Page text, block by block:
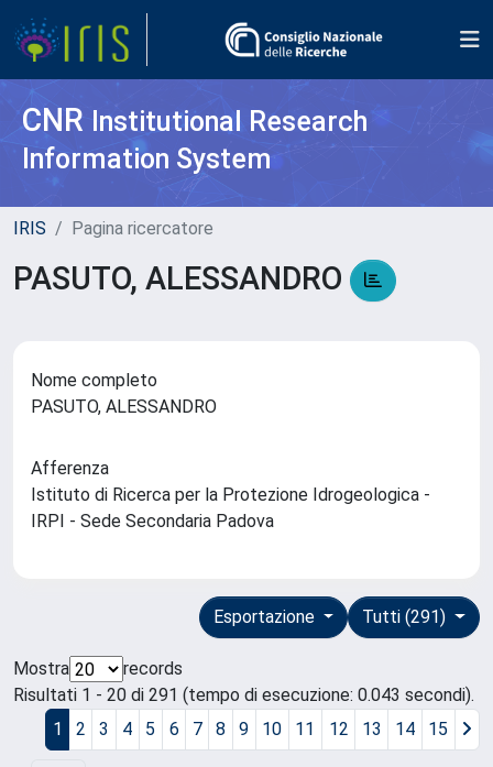
CNR Institutional Research
Information System
IRIS Pagina ricercatore
PASUTO, ALESSANDRO
Nome completo
PASUTO, ALESSANDRO
Afferenza
Istituto di Ricerca per la Protezione Idrogeologica -
IRPI - Sede Secondaria Padova
Tutti (291)
Esportazione
Mostra
records
Risultati 1 - 20 di 291 (tempo di esecuzione: 0.043 secondi).
1
2 3 4 5 6 7 8 9 10 11 12 13 14 15